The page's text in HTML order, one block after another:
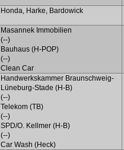
Honda, Harke, Bardowick
Masannek Immobilien
(--)
Bauhaus (H-POP)
(--)
Clean Car
Handwerkskammer Braunschweig-
Lüneburg-Stade (H-B)
(--)
Telekom (TB)
(--)
SPD/O. Kellmer (H-B)
(--)
Car Wash (Heck)